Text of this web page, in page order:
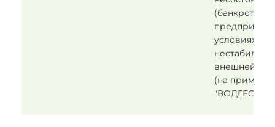
условиях
внешней
(на
"ВОДГЕО").